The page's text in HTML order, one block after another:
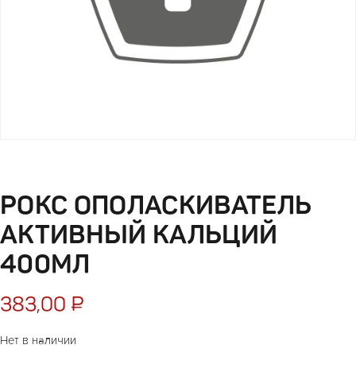
РОКС ОПОЛАСКИВАТЕЛЬ
АКТИВНЫЙ КАЛЬЦИЙ
400МЛ
383,00 ₽
Нет в наличии